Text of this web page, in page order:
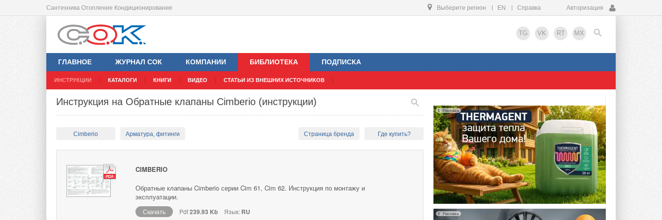
Сантехника Отопление Кондиционирование Выберите регион EN Справка Авторизация
TG VK RT MX
ГЛАВНОЕ ЖУРНАЛ СОК КОМПАНИИ БИБЛИОТЕКА
ИНСТРУКЦИИ КАТАЛОГИ КНИГИ ВИДЕО СТАТЬИ ИЗ ВНЕШНИХ ИСТОЧНИКОВ
ПОДПИСКА
EN
Инструкция на Обратные клапаны Cimberio (инструкции)
Cimberio Арматура, фитинги Страница бренда Где купить?
CIMBERIO
Обратные клапаны Cimberio серии Cim 61, Cim 62. Инструкция по монтажу и
эксплуатации.
Скачать Pdf239.93 Kb Язык: RU
Реклама
Реклама